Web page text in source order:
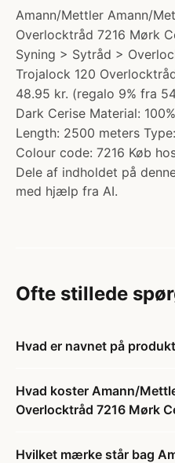
Amann/Mettler Amann/
Overlocktråd 7216 Mørk
Syning > Sytråd >
Trojalock 120
48.95 kr. (regalo 9% fra
Dark Cerise Material:
Length: 2500 meters
Colour code: 7216 Køb
Dele af indholdet på
med hjælp fra AI.
Ofte stillede
Hvad er navnet på
Hvad koster Amann/
Overlocktråd 7216 Mørk
Hvilket mærke står bag